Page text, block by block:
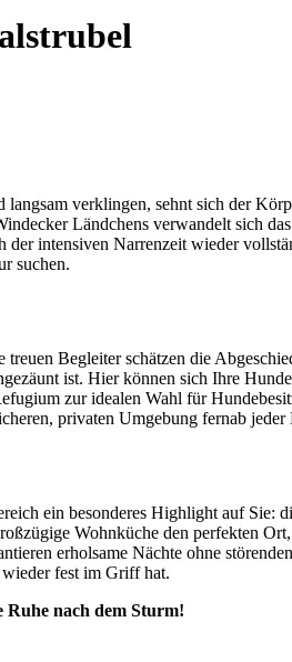
verklingen, sehnt sich der
Ländchens verwandelt sich
intensiven Narrenzeit wieder
suchen.
Begleiter schätzen die
ist. Hier können sich Ihre
zur idealen Wahl für
privaten Umgebung fernab jeder
ein besonderes Highlight auf Sie:
Wohnküche den perfekten
erholsame Nächte ohne
fest im Griff hat.
Ruhe nach dem Sturm!